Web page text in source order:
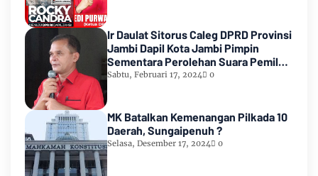
Ir Daulat Sitorus Caleg DPRD Provinsi
Jambi Dapil Kota Jambi Pimpin
Sementara Perolehan Suara Pemilu
2024
Sabtu, Februari 17, 2024 0
MK Batalkan Kemenangan Pilkada 10
Daerah, Sungaipenuh ?
Selasa, Desember 17, 2024 0